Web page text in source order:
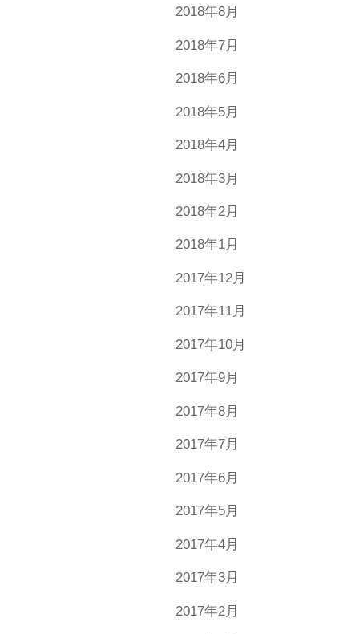
2018年8月
2018年7月
2018年6月
2018年5月
2018年4月
2018年3月
2018年2月
2018年1月
2017年12月
2017年11月
2017年10月
2017年9月
2017年8月
2017年7月
2017年6月
2017年5月
2017年4月
2017年3月
2017年2月